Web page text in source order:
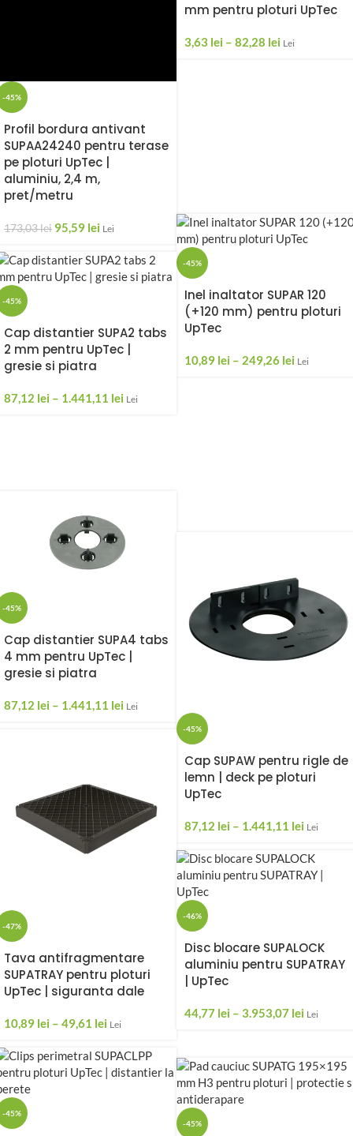
-45%
Profil bordura antivant
SUPAA24240 pentru terase
pe ploturi UpTec |
aluminiu, 2,4 m,
pret/metru
173,03lei 95,59 lei Lei
mm pentru ploturi UpTec
3,63 lei – 82,28 lei Lei
-45%
Inel inaltator SUPAR 120
(+120 mm) pentru ploturi
UpTec
10,89 lei – 249,26 lei Lei
-45%
Cap distantier SUPA2 tabs
2 mm pentru UpTec |
gresie si piatra
87,12 lei – 1.441,11 lei Lei
-45%
Cap distantier SUPA4 tabs
4 mm pentru UpTec |
gresie si piatra
87,12 lei – 1.441,11 lei Lei
-45%
Cap SUPAW pentru rigle de
lemn | deck pe ploturi
UpTec
87,12 lei – 1.441,11 lei Lei
-47%
Tava antifragmentare
SUPATRAY pentru ploturi
UpTec | siguranta dale
10,89 lei – 49,61 lei Lei
-46%
Disc blocare SUPALOCK
aluminiu pentru SUPATRAY
| UpTec
44,77 lei – 3.953,07 lei Lei
-45%
-45%